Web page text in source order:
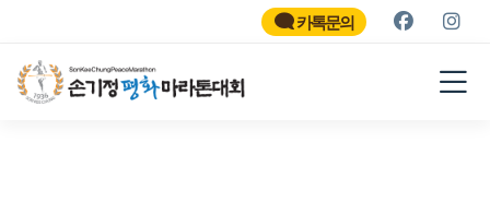
카톡문의
MARATHON
2026